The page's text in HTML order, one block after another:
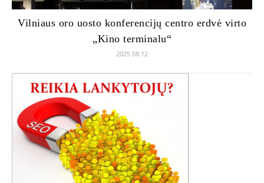
Vilniaus oro uosto konferencijų centro erdvė virto
„Kino terminalu“
2025 08 12